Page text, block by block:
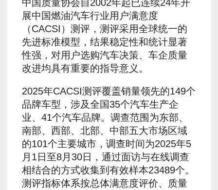
中国质量协会自2002年起已连续24年开
展中国燃油汽车行业用户满意度
（CACSI）测评，测评采用全球统一的
先进标准模型，结果稳定性和统计显著
性强，对用户选购汽车决策、车企质量
改进均具有重要的指导意义。
2025年CACSI测评覆盖销量领先的149个
品牌车型，涉及全国35个汽车生产企
业、41个汽车品牌。调查范围为东部、
南部、西部、北部、中部五大市场区域
的101个主要城市，调查时间为2025年5
月1日至8月30日，通过面访与在线调查
相结合的方式收集到有效样本23489个。
测评指标体系按总体满意度评价、质量